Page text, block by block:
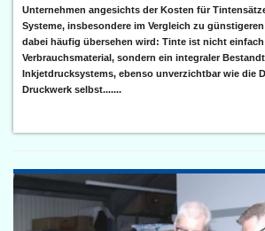
Unternehmen angesichts der Kosten für
Systeme, insbesondere im Vergleich zu
dabei häufig übersehen wird: Tinte ist nicht
Verbrauchsmaterial, sondern ein integraler
Inkjetdrucksystems, ebenso unverzichtbar wie die
Druckwerk selbst.......